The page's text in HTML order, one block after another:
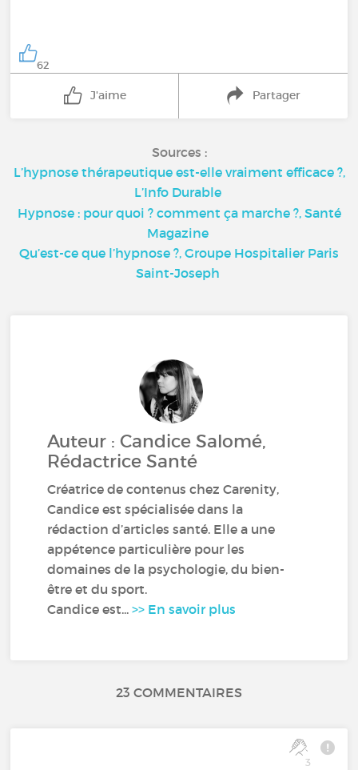
62
J'aime Partager
Sources :
L’hypnose thérapeutique est-elle vraiment efficace ?,
L’Info Durable
Hypnose : pour quoi ? comment ça marche ?, Santé
Magazine
Qu’est-ce que l’hypnose ?, Groupe Hospitalier Paris
Saint-Joseph
Auteur : Candice Salomé,
Rédactrice Santé
Créatrice de contenus chez Carenity,
Candice est spécialisée dans la
rédaction d’articles santé. Elle a une
appétence particulière pour les
domaines de la psychologie, du bien-
être et du sport.
Candice est...>> En savoir plus
23 COMMENTAIRES
3